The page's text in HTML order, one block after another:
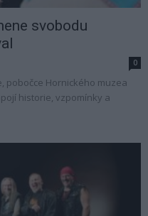
svobodu
0
pobočce Hornického muzea
historie, vzpomínky a